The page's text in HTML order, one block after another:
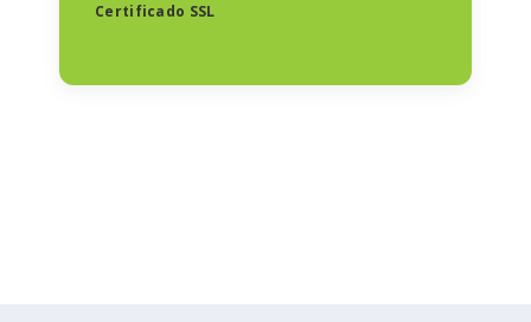
Certificado SSL